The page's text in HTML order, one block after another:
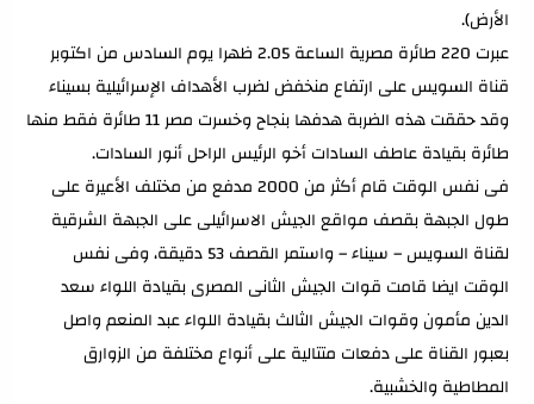
الأرض).
عبرت 220 طائرة مصرية الساعة 2.05 ظهرا يوم السادس من اكتوبر
قناة السويس على ارتفاع منخفض لضرب الأهداف الإسرائيلية بسيناء
وقد حققت هذه الضربة هدفها بنجاح وخسرت مصر 11 طائرة فقط منها
طائرة بقيادة عاطف السادات أخو الرئيس الراحل أنور السادات.
فى نفس الوقت قام أكثر من 2000 مدفع من مختلف الأعيرة على
طول الجبهة بقصف مواقع الجيش الاسرائيلى على الجبهة الشرقية
لقناة السويس – سيناء – واستمر القصف 53 دقيقة، وفى نفس
الوقت ايضا قامت قوات الجيش الثانى المصرى بقيادة اللواء سعد
الدين مأمون وقوات الجيش الثالث بقيادة اللواء عبد المنعم واصل
بعبور القناة على دفعات متتالية على أنواع مختلفة من الزوارق
المطاطية والخشبية.